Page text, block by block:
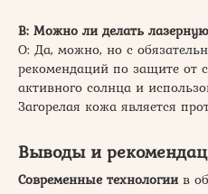
В: Можно ли делать
О: Да, можно, но с
рекомендаций по защите от
активного солнца и
Загорелая кожа является
Выводы и
Современные технологиив